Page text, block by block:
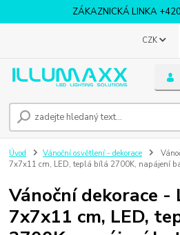
ZÁKAZNICKÁ LINKA
CZK
Úvod Vánoční osvětlení - dekorace
7x7x11 cm, LED, teplá bílá 2700K, napájení
Vánoční dekorace -
7x7x11 cm, LED,